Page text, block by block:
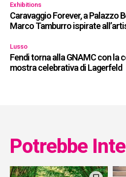
Exhibitions
Caravaggio Forever, a Palazzo
Marco Tamburro ispirate
Lusso
Fendi torna alla GNAMC con la
mostra celebrativa di Lagerfeld
Potrebbe